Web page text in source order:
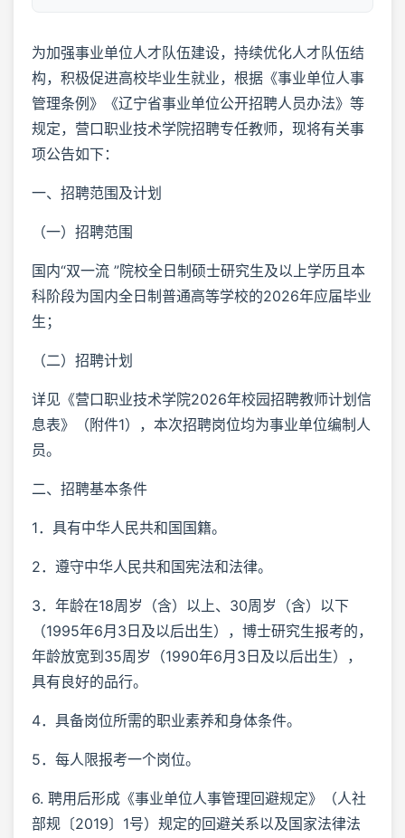
为加强事业单位人才队伍建设，持续优化人才队伍结
构，积极促进高校毕业生就业，根据《事业单位人事
管理条例》《辽宁省事业单位公开招聘人员办法》等
规定，营口职业技术学院招聘专任教师，现将有关事
项公告如下：
一、招聘范围及计划
（一）招聘范围
国内“双一流 ”院校全日制硕士研究生及以上学历且本
科阶段为国内全日制普通高等学校的2026年应届毕业
生；
（二）招聘计划
详见《营口职业技术学院2026年校园招聘教师计划信
息表》（附件1），本次招聘岗位均为事业单位编制人
员。
二、招聘基本条件
1．具有中华人民共和国国籍。
2．遵守中华人民共和国宪法和法律。
3．年龄在18周岁（含）以上、30周岁（含）以下
（1995年6月3日及以后出生），博士研究生报考的，
年龄放宽到35周岁（1990年6月3日及以后出生），
具有良好的品行。
4．具备岗位所需的职业素养和身体条件。
5．每人限报考一个岗位。
6. 聘用后形成《事业单位人事管理回避规定》（人社
部规〔2019〕1号）规定的回避关系以及国家法律法